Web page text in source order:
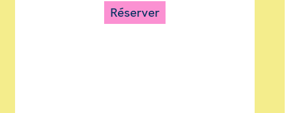
Réserver